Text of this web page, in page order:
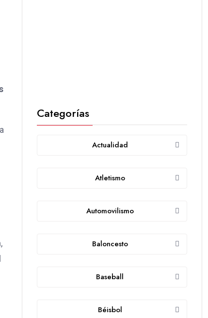
Categorías
Actualidad
Atletismo
Automovilismo
Baloncesto
Baseball
Béisbol